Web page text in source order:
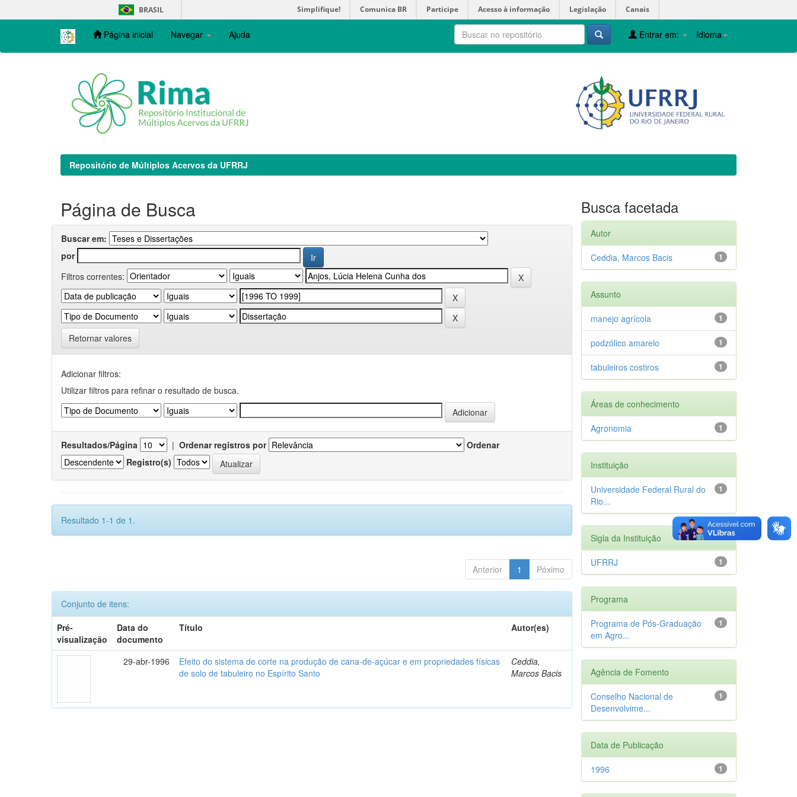
navigation
BRASIL Simplifique! Comunica BR Participe Acesso à informação Legislação Canais
Página inicial Navegar Ajuda Idioma
Entrar em:
Repositório de Múltiplos Acervos da UFRRJ
Página de Busca
Buscar em:
por
Filtros correntes:
Retornar valores
Adicionar filtros:
Utilizar filtros para refinar o resultado de busca.
Resultados/Página | Ordenar registros por
Ordenar
Registro(s)
Resultado 1-1 de 1.
Anterior 1 Póximo
Conjunto de itens:
Pré-
visualização
Data do
documento
Título Autor(es)
29-abr-1996
Efeito do sistema de corte na produção de cana-de-açúcar e em propriedades físicas
de solo de tabuleiro no Espírito Santo
Ceddia,
Marcos Bacis
Busca facetada
Autor
1
Ceddia, Marcos Bacis
Assunto
1
manejo agrícola
1
podzólico amarelo
1
tabuleiros costiros
Áreas de conhecimento
1
Agronomia
Instituição
1
Universidade Federal Rural do
Rio...
Sigla da Instituição
1
UFRRJ
Programa
1
Programa de Pós-Graduação
em Agro...
Agência de Fomento
1
Conselho Nacional de
Desenvolvime...
Data de Publicação
1
1996